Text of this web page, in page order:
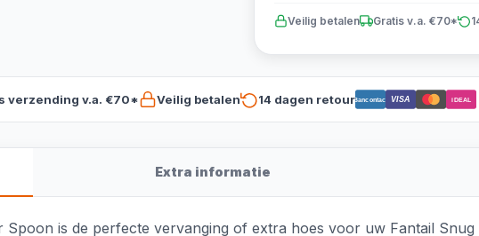
Veilig betalen Gratis v.a. €70*
verzending v.a. €70* Veilig betalen 14 dagen retourBancontact VISA iDEAL
Extra informatie
Spoon is de perfecte vervanging of extra hoes voor uw Fantail Snug